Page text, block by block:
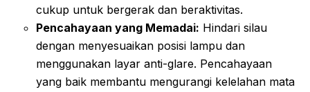
cukup untuk bergerak dan beraktivitas.
Pencahayaan yang Memadai: Hindari silau
dengan menyesuaikan posisi lampu dan
menggunakan layar anti-glare. Pencahayaan
yang baik membantu mengurangi kelelahan mata